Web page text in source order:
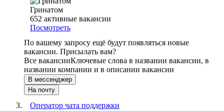
Гринатом
652 активные вакансии
Посмотреть
По вашему запросу ещё будут появляться новые
вакансии. Присылать вам?
Все вакансииКлючевые слова в названии вакансии, в
названии компании и в описании вакансии
В мессенджер
На почту
Оператор чата поддержки